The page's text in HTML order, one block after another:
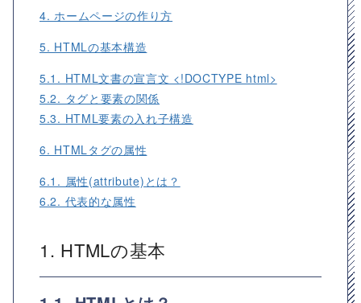
4. ホームページの作り方
5. HTMLの基本構造
5.1. HTML文書の宣言文 <!DOCTYPE html>
5.2. タグと要素の関係
5.3. HTML要素の入れ子構造
6. HTMLタグの属性
6.1. 属性(attribute)とは？
6.2. 代表的な属性
1. HTMLの基本